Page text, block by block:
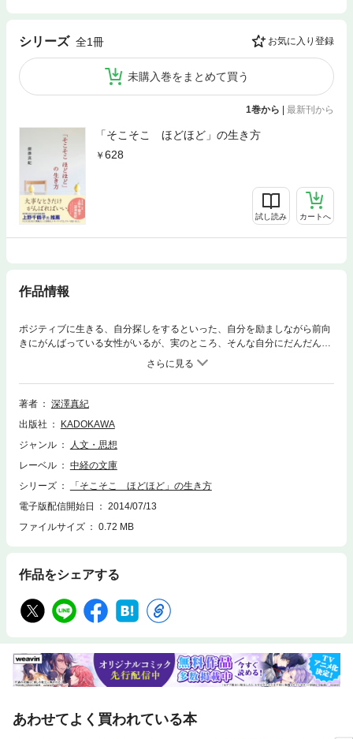
シリーズ 全1冊 お気に入り登録
未購入巻をまとめて買う
1巻から | 最新刊から
「そこそこ ほどほど」の生き方
628
試し読み カートへ
作品情報
ポジティブに生きる、自分探しをするといった、自分を励ましながら前向
きにがんばっている女性がいるが、実のところ、そんな自分にだんだん疲
れていることを著者は投げかけています。自分を変えよう、人生を変えよ
う、生活を変えようといった、ないものを探すから疲れるのでしょう。
「変わりたい」ではなく、ありもんの自分を見る、長所を知ることが大
切。「よい加減」に「そこそこほどほど」に生きていくための、心がほっ
者・上野千鶴子さんとの対談も掲載。肩の力を抜いた生き方について楽し
く語られている。
著者
深澤真紀
出版社
KADOKAWA
ジャンル
人文・思想
レーベル
中経の文庫
シリーズ
「そこそこ ほどほど」の生き方
電子版配信開始日
2014/07/13
ファイルサイズ
0.72 MB
作品をシェアする
あわせてよく買われている本